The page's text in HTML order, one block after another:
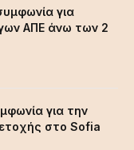
για
ΑΠΕ άνω των 2
για την
στο Sofia